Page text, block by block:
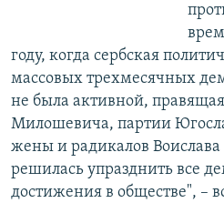
году, когда сербская
массовых трехмесячных
не была активной,
Милошевича, партии
жены и радикалов
решилась упразднить все
достижения в обществе", –